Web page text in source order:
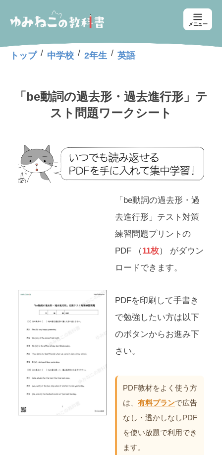
メニュー
トップ / 中学校 / 2年生 / 英語
「be動詞の過去形・過去進行形」テ
スト問題ワークシート
「be動詞の過去形・過
去進行形」テスト対策
練習問題プリントの
PDF （11枚） がダウン
ロードできます。
PDFを印刷して手書き
で勉強したい方は以下
のボタンからお進み下
さい。
PDF教材をよく使う方
は、 有料プランで広告
なし・透かしなしPDF
を使い放題で利用でき
ます。